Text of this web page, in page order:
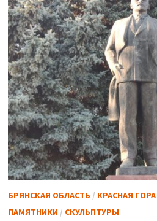
БРЯНСКАЯ ОБЛАСТЬ / КРАСНАЯ ГОРА
ПАМЯТНИКИ/ СКУЛЬПТУРЫ